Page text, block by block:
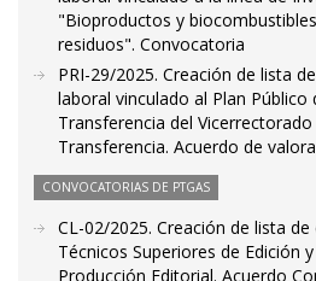
"Bioproductos y
residuos". Convocatoria
PRI-29/2025. Creación de lista
laboral vinculado al Plan Público
Transferencia del
Transferencia. Acuerdo de
CONVOCATORIAS DE PTGAS
CL-02/2025. Creación de lista de
Técnicos Superiores de Edición
Producción Editorial. Acuerdo